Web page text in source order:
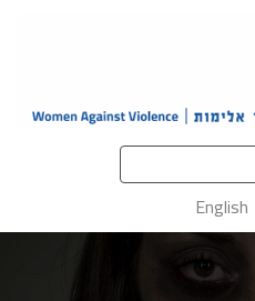
English